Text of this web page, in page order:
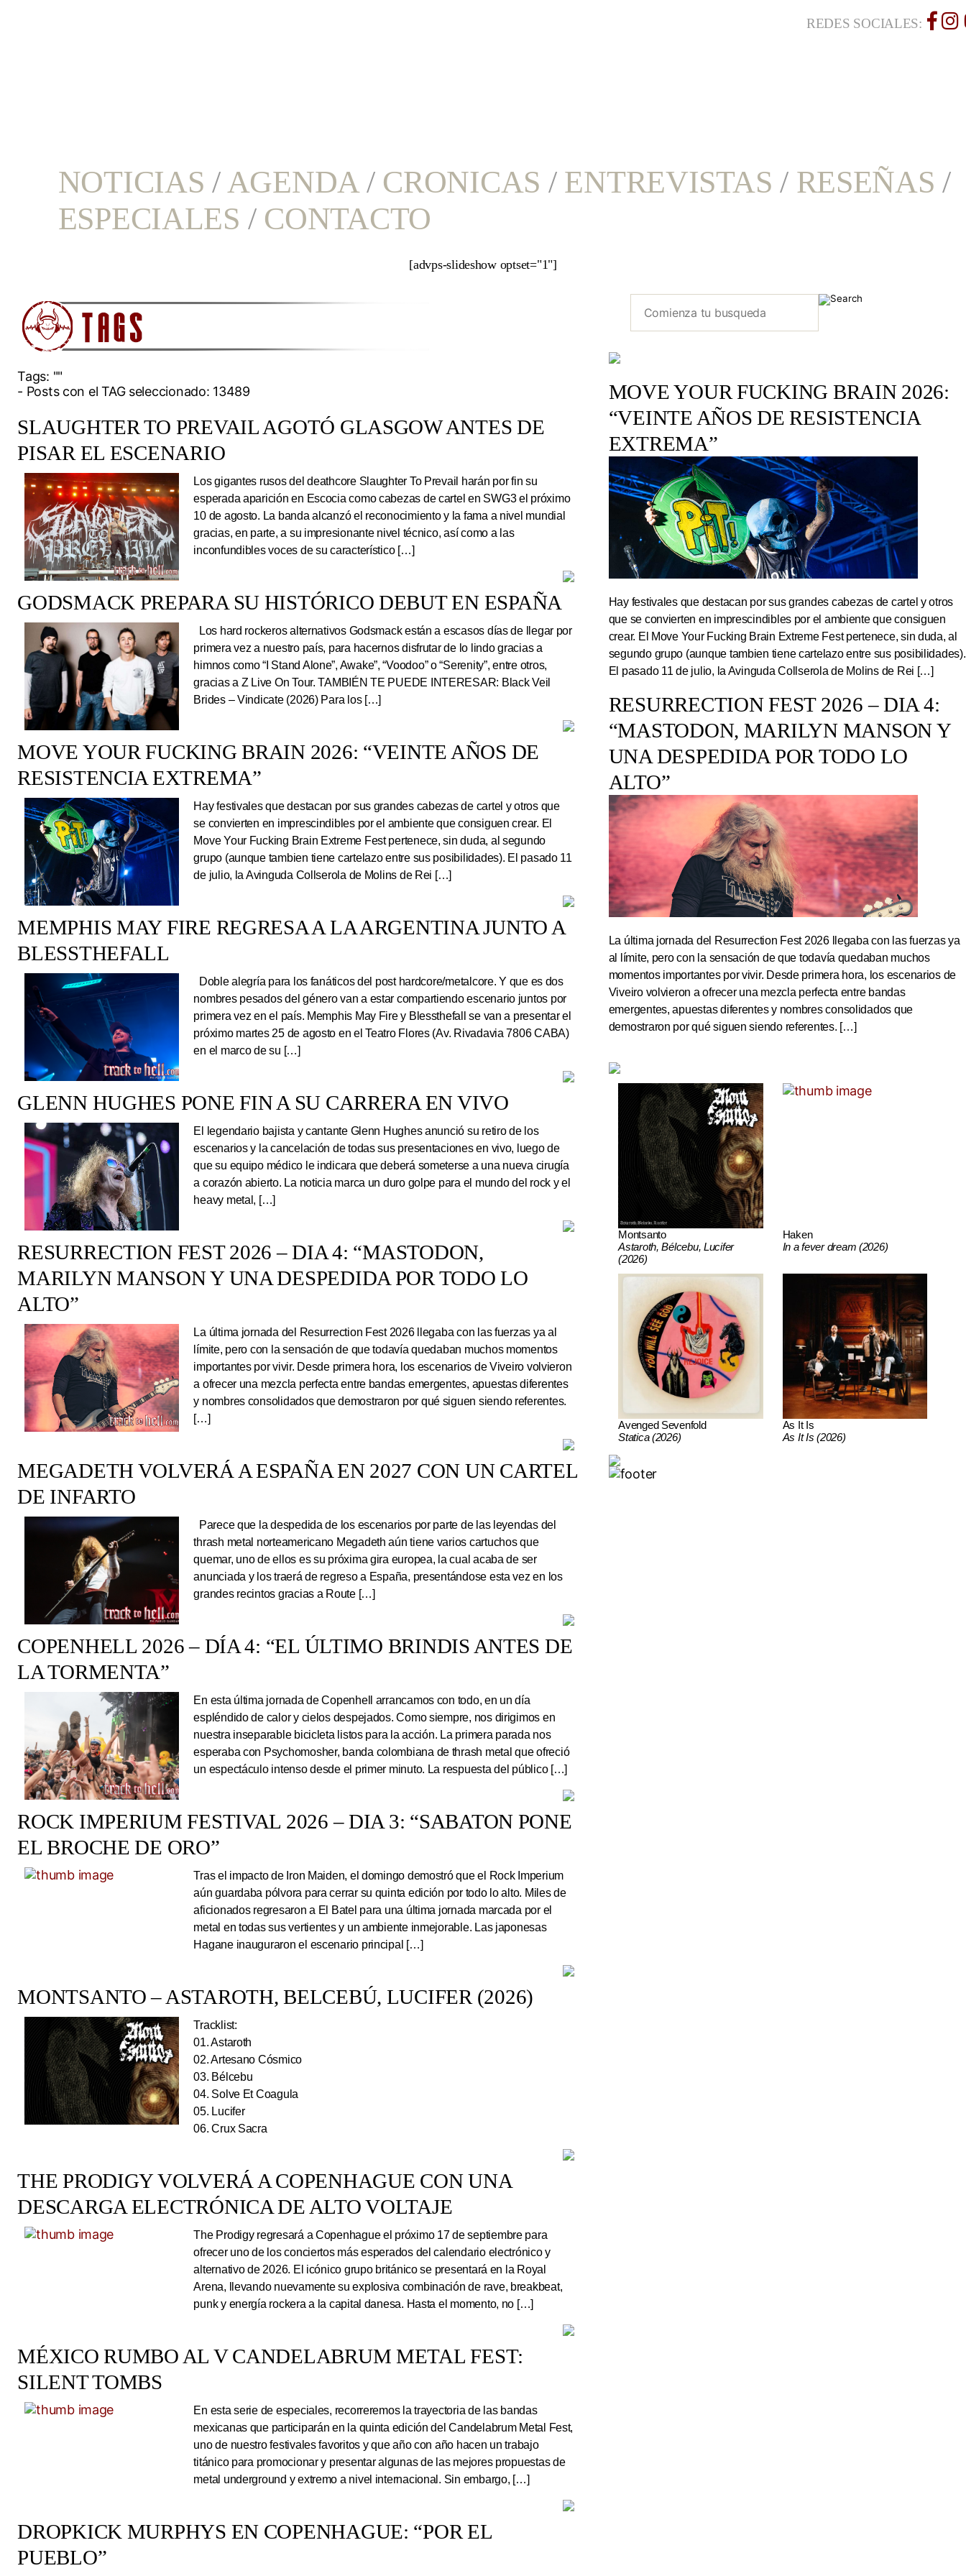
REDES SOCIALES:
NOTICIAS /AGENDA/ CRONICAS / ENTREVISTAS / RESEÑAS /
ESPECIALES / CONTACTO
[advps-slideshow optset="1"]
Tags: ""
- Posts con el TAG seleccionado: 13489
SLAUGHTER TO PREVAIL AGOTÓ GLASGOW ANTES DE
PISAR EL ESCENARIO
Los gigantes rusos del deathcore Slaughter To Prevail harán por fin su
esperada aparición en Escocia como cabezas de cartel en SWG3 el próximo
10 de agosto. La banda alcanzó el reconocimiento y la fama a nivel mundial
gracias, en parte, a su impresionante nivel técnico, así como a las
inconfundibles voces de su característico […]
GODSMACK PREPARA SU HISTÓRICO DEBUT EN ESPAÑA
Los hard rockeros alternativos Godsmack están a escasos días de llegar por
primera vez a nuestro país, para hacernos disfrutar de lo lindo gracias a
himnos como “I Stand Alone”, Awake”, “Voodoo” o “Serenity”, entre otros,
gracias a Z Live On Tour. TAMBIÉN TE PUEDE INTERESAR: Black Veil
Brides – Vindicate (2026) Para los […]
MOVE YOUR FUCKING BRAIN 2026: “VEINTE AÑOS DE
RESISTENCIA EXTREMA”
Hay festivales que destacan por sus grandes cabezas de cartel y otros que
se convierten en imprescindibles por el ambiente que consiguen crear. El
Move Your Fucking Brain Extreme Fest pertenece, sin duda, al segundo
grupo (aunque tambien tiene cartelazo entre sus posibilidades). El pasado 11
de julio, la Avinguda Collserola de Molins de Rei […]
MEMPHIS MAY FIRE REGRESA A LA ARGENTINA JUNTO A
BLESSTHEFALL
Doble alegría para los fanáticos del post hardcore/metalcore. Y que es dos
nombres pesados del género van a estar compartiendo escenario juntos por
primera vez en el país. Memphis May Fire y Blessthefall se van a presentar el
próximo martes 25 de agosto en el Teatro Flores (Av. Rivadavia 7806 CABA)
en el marco de su […]
GLENN HUGHES PONE FIN A SU CARRERA EN VIVO
El legendario bajista y cantante Glenn Hughes anunció su retiro de los
escenarios y la cancelación de todas sus presentaciones en vivo, luego de
que su equipo médico le indicara que deberá someterse a una nueva cirugía
a corazón abierto. La noticia marca un duro golpe para el mundo del rock y el
heavy metal, […]
RESURRECTION FEST 2026 – DIA 4: “MASTODON,
MARILYN MANSON Y UNA DESPEDIDA POR TODO LO
ALTO”
La última jornada del Resurrection Fest 2026 llegaba con las fuerzas ya al
límite, pero con la sensación de que todavía quedaban muchos momentos
importantes por vivir. Desde primera hora, los escenarios de Viveiro volvieron
a ofrecer una mezcla perfecta entre bandas emergentes, apuestas diferentes
y nombres consolidados que demostraron por qué siguen siendo referentes.
[…]
MEGADETH VOLVERÁ A ESPAÑA EN 2027 CON UN CARTEL
DE INFARTO
Parece que la despedida de los escenarios por parte de las leyendas del
thrash metal norteamericano Megadeth aún tiene varios cartuchos que
quemar, uno de ellos es su próxima gira europea, la cual acaba de ser
anunciada y los traerá de regreso a España, presentándose esta vez en los
grandes recintos gracias a Route […]
COPENHELL 2026 – DÍA 4: “EL ÚLTIMO BRINDIS ANTES DE
LA TORMENTA”
En esta última jornada de Copenhell arrancamos con todo, en un día
espléndido de calor y cielos despejados. Como siempre, nos dirigimos en
nuestra inseparable bicicleta listos para la acción. La primera parada nos
esperaba con Psychomosher, banda colombiana de thrash metal que ofreció
un espectáculo intenso desde el primer minuto. La respuesta del público […]
ROCK IMPERIUM FESTIVAL 2026 – DIA 3: “SABATON PONE
EL BROCHE DE ORO”
Tras el impacto de Iron Maiden, el domingo demostró que el Rock Imperium
aún guardaba pólvora para cerrar su quinta edición por todo lo alto. Miles de
aficionados regresaron a El Batel para una última jornada marcada por el
metal en todas sus vertientes y un ambiente inmejorable. Las japonesas
Hagane inauguraron el escenario principal […]
MONTSANTO – ASTAROTH, BELCEBÚ, LUCIFER (2026)
Tracklist:
01. Astaroth
02. Artesano Cósmico
03. Bélcebu
04. Solve Et Coagula
05. Lucifer
06. Crux Sacra
THE PRODIGY VOLVERÁ A COPENHAGUE CON UNA
DESCARGA ELECTRÓNICA DE ALTO VOLTAJE
The Prodigy regresará a Copenhague el próximo 17 de septiembre para
ofrecer uno de los conciertos más esperados del calendario electrónico y
alternativo de 2026. El icónico grupo británico se presentará en la Royal
Arena, llevando nuevamente su explosiva combinación de rave, breakbeat,
punk y energía rockera a la capital danesa. Hasta el momento, no […]
MÉXICO RUMBO AL V CANDELABRUM METAL FEST:
SILENT TOMBS
En esta serie de especiales, recorreremos la trayectoria de las bandas
mexicanas que participarán en la quinta edición del Candelabrum Metal Fest,
uno de nuestro festivales favoritos y que año con año hacen un trabajo
titánico para promocionar y presentar algunas de las mejores propuestas de
metal underground y extremo a nivel internacional. Sin embargo, […]
DROPKICK MURPHYS EN COPENHAGUE: “POR EL
PUEBLO”
MOVE YOUR FUCKING BRAIN 2026:
“VEINTE AÑOS DE RESISTENCIA
EXTREMA”
Hay festivales que destacan por sus grandes cabezas de cartel y otros
que se convierten en imprescindibles por el ambiente que consiguen
crear. El Move Your Fucking Brain Extreme Fest pertenece, sin duda, al
segundo grupo (aunque tambien tiene cartelazo entre sus posibilidades).
El pasado 11 de julio, la Avinguda Collserola de Molins de Rei […]
RESURRECTION FEST 2026 – DIA 4:
“MASTODON, MARILYN MANSON Y
UNA DESPEDIDA POR TODO LO
ALTO”
La última jornada del Resurrection Fest 2026 llegaba con las fuerzas ya
al límite, pero con la sensación de que todavía quedaban muchos
momentos importantes por vivir. Desde primera hora, los escenarios de
Viveiro volvieron a ofrecer una mezcla perfecta entre bandas
emergentes, apuestas diferentes y nombres consolidados que
demostraron por qué siguen siendo referentes. […]
Montsanto
Astaroth, Bélcebu, Lucifer
(2026)
Haken
In a fever dream (2026)
Avenged Sevenfold
Statica (2026)
As It Is
As It Is (2026)